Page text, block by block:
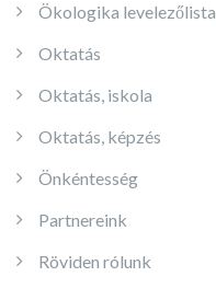
Ökologika levelezőlista
Oktatás
Oktatás, iskola
Oktatás, képzés
Önkéntesség
Partnereink
Röviden rólunk